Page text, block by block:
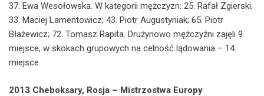
37. Ewa Wesołowska. W kategorii mężczyzn: 25. Rafał Zgierski;
33. Maciej Lamentowicz; 43. Piotr Augustyniak; 65. Piotr
Błażewicz; 72. Tomasz Rapita. Drużynowo mężczyźni zajęli 9
miejsce, w skokach grupowych na celność lądowania – 14
miejsce.
2013 Cheboksary, Rosja – Mistrzostwa Europy